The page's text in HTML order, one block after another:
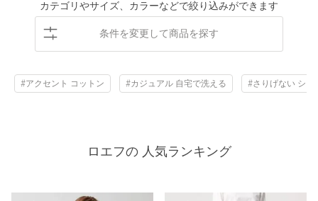
カテゴリやサイズ、カラーなどで絞り込みができます
条件を変更して商品を探す
#アクセント コットン #カジュアル 自宅で洗える #さりげない シン
ロエフの 人気ランキング